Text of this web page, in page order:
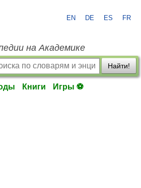
EN DE ES FR
на Академике
Найти!
Книги Игры ⚽